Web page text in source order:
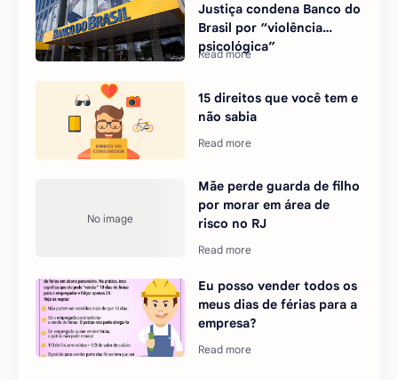
Justiça condena Banco do
Brasil por “violência
psicológica”
15 direitos que você tem e
não sabia
Mãe perde guarda de filho
por morar em área de
risco no RJ
Eu posso vender todos os
meus dias de férias para a
empresa?